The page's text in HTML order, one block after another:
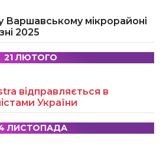
Варшавському мікрорайоні
2025
21 ЛЮТОГО
відправляється в
України
ЛИСТОПАДА